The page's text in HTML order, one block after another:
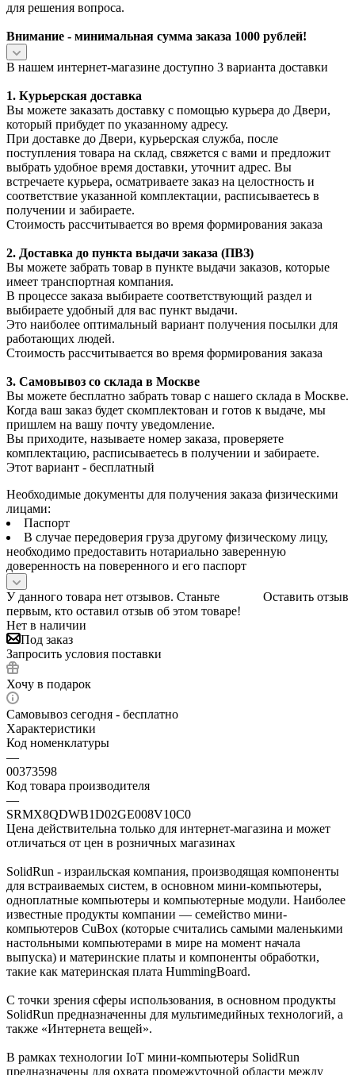
для решения вопроса.
Внимание - минимальная сумма заказа 1000 рублей!
В нашем интернет-магазине доступно 3 варианта доставки
1. Курьерская доставка
Вы можете заказать доставку с помощью курьера до Двери,
который прибудет по указанному адресу.
При доставке до Двери, курьерская служба, после
поступления товара на склад, свяжется с вами и предложит
выбрать удобное время доставки, уточнит адрес. Вы
встречаете курьера, осматриваете заказ на целостность и
соответствие указанной комплектации, расписываетесь в
получении и забираете.
Стоимость рассчитывается во время формирования заказа
2. Доставка до пункта выдачи заказа (ПВЗ)
Вы можете забрать товар в пункте выдачи заказов, которые
имеет транспортная компания.
В процессе заказа выбираете соответствующий раздел и
выбираете удобный для вас пункт выдачи.
Это наиболее оптимальный вариант получения посылки для
работающих людей.
Стоимость рассчитывается во время формирования заказа
3. Самовывоз со склада в Москве
Вы можете бесплатно забрать товар с нашего склада в Москве.
Когда ваш заказ будет скомплектован и готов к выдаче, мы
пришлем на вашу почту уведомление.
Вы приходите, называете номер заказа, проверяете
комплектацию, расписываетесь в получении и забираете.
Этот вариант - бесплатный
Необходимые документы для получения заказа физическими
лицами:
Паспорт
В случае передоверия груза другому физическому лицу,
необходимо предоставить нотариально заверенную
доверенность на поверенного и его паспорт
Оставить отзыв
У данного товара нет отзывов. Станьте
первым, кто оставил отзыв об этом товаре!
Нет в наличии
Под заказ
Запросить условия поставки
Хочу в подарок
Самовывоз сегодня - бесплатно
Характеристики
Код номенклатуры
—
00373598
Код товара производителя
—
SRMX8QDWB1D02GE008V10C0
Цена действительна только для интернет-магазина и может
отличаться от цен в розничных магазинах
SolidRun - израильская компания, производящая компоненты
для встраиваемых систем, в основном мини-компьютеры,
одноплатные компьютеры и компьютерные модули. Наиболее
известные продукты компании — семейство мини-
компьютеров CuBox (которые считались самыми маленькими
настольными компьютерами в мире на момент начала
выпуска) и материнские платы и компоненты обработки,
такие как материнская плата HummingBoard.
С точки зрения сферы использования, в основном продукты
SolidRun предназначенны для мультимедийных технологий, а
также «Интернета вещей».
В рамках технологии IoT мини-компьютеры SolidRun
предназначены для охвата промежуточной области между